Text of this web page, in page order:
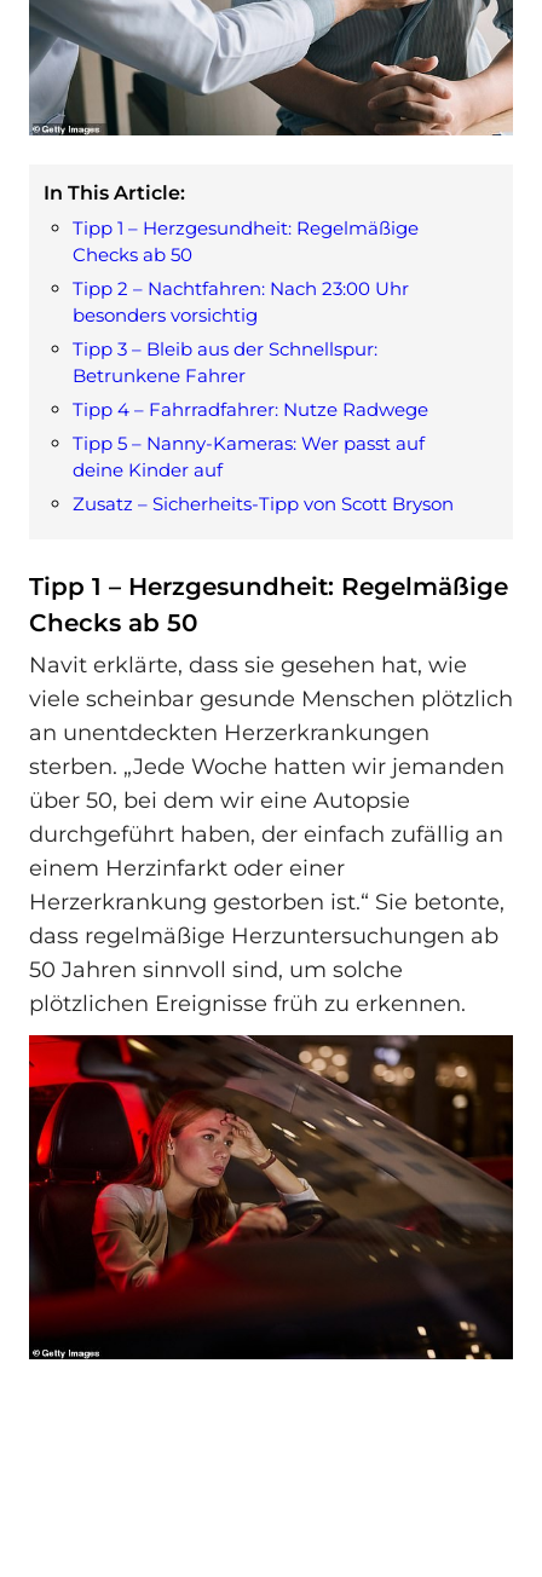
In This Article:
Tipp 1 – Herzgesundheit: Regelmäßige
Checks ab 50
Tipp 2 – Nachtfahren: Nach 23:00 Uhr
besonders vorsichtig
Tipp 3 – Bleib aus der Schnellspur:
Betrunkene Fahrer
Tipp 4 – Fahrradfahrer: Nutze Radwege
Tipp 5 – Nanny-Kameras: Wer passt auf
deine Kinder auf
Zusatz – Sicherheits-Tipp von Scott Bryson
Tipp 1 – Herzgesundheit: Regelmäßige
Checks ab 50
Navit erklärte, dass sie gesehen hat, wie
viele scheinbar gesunde Menschen plötzlich
an unentdeckten Herzerkrankungen
sterben. „Jede Woche hatten wir jemanden
über 50, bei dem wir eine Autopsie
durchgeführt haben, der einfach zufällig an
einem Herzinfarkt oder einer
Herzerkrankung gestorben ist.“ Sie betonte,
dass regelmäßige Herzuntersuchungen ab
50 Jahren sinnvoll sind, um solche
plötzlichen Ereignisse früh zu erkennen.